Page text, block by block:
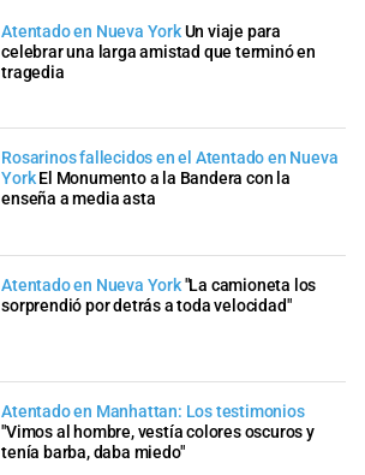
Atentado en Nueva YorkUn viaje para
celebrar una larga amistad que terminó en
tragedia
Rosarinos fallecidos en el Atentado en Nueva
York El Monumento a la Bandera con la
enseña a media asta
Atentado en Nueva York"La camioneta los
sorprendió por detrás a toda velocidad"
Atentado en Manhattan: Los testimonios
"Vimos al hombre, vestía colores oscuros y
tenía barba, daba miedo"